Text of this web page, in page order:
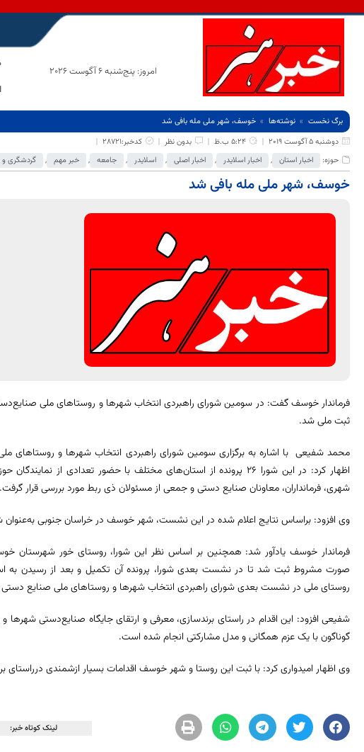
امروز: پنج‌شنبه 6 آگوست 2026
برگ نخست نوشته‌ها
خوسف، شهر ملی مله بافی شد
دوشنبه 5 آگوست 2019
5:24 ب.ظ بدون نظر
کدخبر:28721
حوزه:
اخبار استان , اخبار اسلایدر , اخبار اصلی , اسلایدر , جامعه , خبر مهم , گردشگری و
خوسف، شهر ملی مله بافی شد
فرماندار خوسف گفت: در سومین شورای راهبردی انتخاب شهرها و روستاهای ملی
ثبت ملی شد.
اظهار کرد: در این شورا 26 پرونده از استان‌های مختلف با حضور تعدادی از
شهری، فرمانداران، معاونان صنایع دستی و جمعی از مسئولان ذی ربط مورد بررسی قرار گرفت.
وی افزود: براساس نتایج اعلام شده در این نشست، شهر خوسف در خراسان جنوبی
فرماندار خوسف یادآور شد: همچنین بر اساس نظر این شورا، روستای خور شهرستان
صورت مشروط ثبت شد تا در نشست بعدی شورا، پرونده‌ آن تکمیل و بعد از رسیدن به
روستای ملی در نشست بعدی شورای راهبردی انتخاب شهرها و روستاهای ملی صنایع
شفیعی افزود: این اقدام در راستای برندسازی، معرفی و ارتقای جایگاه صنایع‌دستی
گوناگون با یک عزم همگانی و مدل مشارکتی انجام شده است.
وی اظهار امیدواری کرد: با ثبت این روستا و شهر خوسف اقدامات بسیار ازشمندی درراستای
لینک کوتاه خبر: